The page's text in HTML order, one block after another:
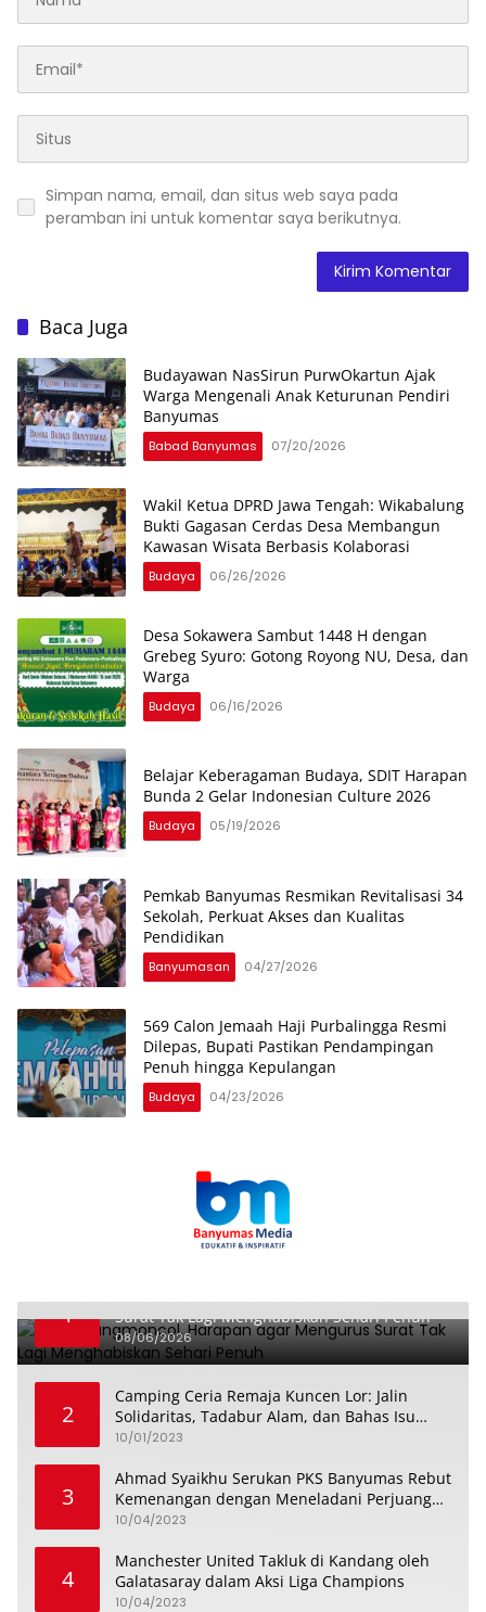
Simpan nama, email, dan situs web saya pada
peramban ini untuk komentar saya berikutnya.
Baca Juga
Budayawan NasSirun PurwOkartun Ajak
Warga Mengenali Anak Keturunan Pendiri
Banyumas
Babad Banyumas 07/20/2026
Wakil Ketua DPRD Jawa Tengah: Wikabalung
Bukti Gagasan Cerdas Desa Membangun
Kawasan Wisata Berbasis Kolaborasi
Budaya 06/26/2026
Desa Sokawera Sambut 1448 H dengan
Grebeg Syuro: Gotong Royong NU, Desa, dan
Warga
Budaya 06/16/2026
Belajar Keberagaman Budaya, SDIT Harapan
Bunda 2 Gelar Indonesian Culture 2026
Budaya 05/19/2026
Pemkab Banyumas Resmikan Revitalisasi 34
Sekolah, Perkuat Akses dan Kualitas
Pendidikan
Banyumasan 04/27/2026
569 Calon Jemaah Haji Purbalingga Resmi
Dilepas, Bupati Pastikan Pendampingan
Penuh hingga Kepulangan
Budaya 04/23/2026
1
Surat Tak Lagi Menghabiskan Sehari Penuh
08/06/2026
2
Camping Ceria Remaja Kuncen Lor: Jalin
Solidaritas, Tadabur Alam, dan Bahas Isu
Keremajaan
10/01/2023
3
Ahmad Syaikhu Serukan PKS Banyumas Rebut
Kemenangan dengan Meneladani Perjuangan
Soedirman
10/04/2023
4
Manchester United Takluk di Kandang oleh
Galatasaray dalam Aksi Liga Champions
10/04/2023